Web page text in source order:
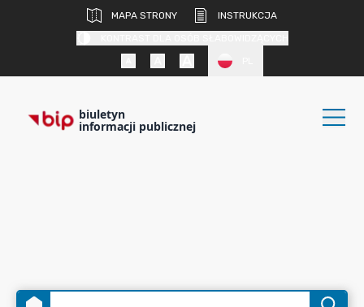
MAPA STRONY
INSTRUKCJA
biuletyn
informacji publicznej